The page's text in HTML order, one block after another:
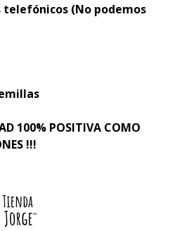
telefónicos (No podemos
100% POSITIVA COMO
!!!